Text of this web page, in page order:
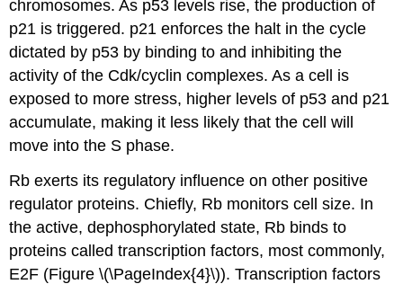
chromosomes. As p53 levels rise, the production of
p21 is triggered. p21 enforces the halt in the cycle
dictated by p53 by binding to and inhibiting the
activity of the Cdk/cyclin complexes. As a cell is
exposed to more stress, higher levels of p53 and p21
accumulate, making it less likely that the cell will
move into the S phase.
Rb exerts its regulatory influence on other positive
regulator proteins. Chiefly, Rb monitors cell size. In
the active, dephosphorylated state, Rb binds to
proteins called transcription factors, most commonly,
E2F (Figure\(\PageIndex{4}\)). Transcription factors